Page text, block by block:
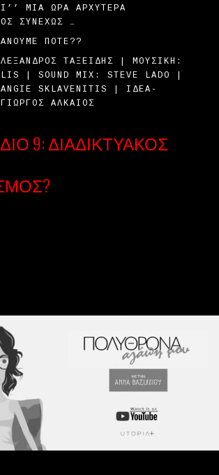
ΜΙΑ ΏΡΑ ΑΡΧΎΤΕΡΑ
ΣΥΝΕΧΏΣ …
ΠΟΤΈ??
TΑΞΕΊΔΗΣ | ΜΟΥΣΙΚΉ:
| SOUND MIX: STEVE LADO |
ANGIE SKLAVENITIS | ΙΔΈΑ-
ΑΛΚΑΊΟΣ
9: ΔΙΑΔΙΚΤΥΑΚΌΣ